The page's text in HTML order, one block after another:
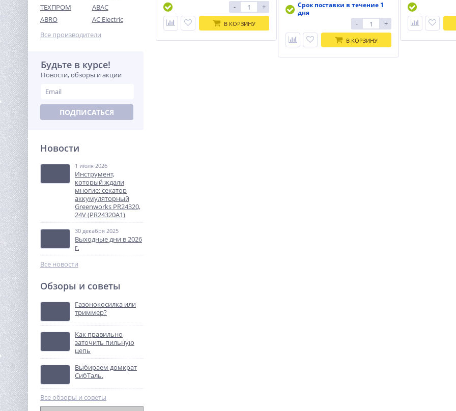
Генератор бензиновый
TOR KM6500H
42 321
Бензопила HUTER BS-52M
8 500руб.
%
Нейлер акк. Greenworks
мин, гвозди 18GA,
LED,1х2Ач,ЗУ,кор
(3400707CUA)
21 490
%
ТЕХПРОМ
ABAC
ABRO
AC Electric
Все производители
Будьте в курсе!
Новости, обзоры и акции
ПОДПИСАТЬСЯ
Новости
1 июля 2026
Инструмент,
который ждали
многие: секатор
аккумуляторный
Greenworks PR24320,
24V (PR24320A1)
30 декабря 2025
Выходные дни в 2026
г.
Все новости
Обзоры и советы
Газонокосилка или
триммер?
Как правильно
заточить пильную
цепь
Выбираем домкрат
СибТаль.
Все обзоры и советы
- +
В КОРЗИНУ
Срок поставки в течение 1
дня
- +
В КОРЗИНУ